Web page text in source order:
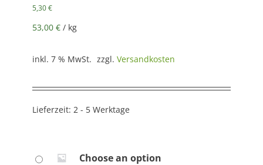
5,30€
53,00 € / kg
inkl. 7 % MwSt. zzgl. Versandkosten
Lieferzeit: 2 - 5 Werktage
Choose an option